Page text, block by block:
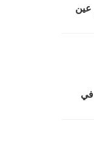
عين
في